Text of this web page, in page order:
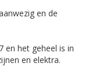
en de
en het geheel is in
en elektra.